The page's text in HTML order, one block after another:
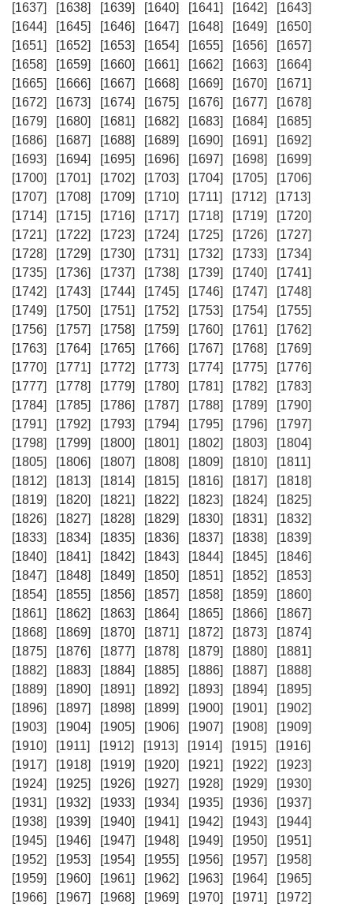
[1637]
[1638] [1639] [1640] [1641] [1642]
[1643]
[1644]
[1645] [1646] [1647] [1648] [1649]
[1650]
[1651]
[1652] [1653] [1654] [1655] [1656]
[1657]
[1658]
[1659] [1660] [1661] [1662] [1663]
[1664]
[1665]
[1666] [1667] [1668] [1669] [1670]
[1671]
[1672]
[1673] [1674] [1675] [1676] [1677]
[1678]
[1679]
[1680] [1681] [1682] [1683] [1684]
[1685]
[1686]
[1687] [1688] [1689] [1690] [1691]
[1692]
[1693]
[1694] [1695] [1696] [1697] [1698]
[1699]
[1700]
[1701] [1702] [1703] [1704] [1705]
[1706]
[1707]
[1708] [1709] [1710] [1711] [1712]
[1713]
[1714]
[1715] [1716] [1717] [1718] [1719]
[1720]
[1721]
[1722] [1723] [1724] [1725] [1726]
[1727]
[1728]
[1729] [1730] [1731] [1732] [1733]
[1734]
[1735]
[1736] [1737] [1738] [1739] [1740]
[1741]
[1742]
[1743] [1744] [1745] [1746] [1747]
[1748]
[1749]
[1750] [1751] [1752] [1753] [1754]
[1755]
[1756]
[1757] [1758] [1759] [1760] [1761]
[1762]
[1763]
[1764] [1765] [1766] [1767] [1768]
[1769]
[1770]
[1771] [1772] [1773] [1774] [1775]
[1776]
[1777]
[1778] [1779] [1780] [1781] [1782]
[1783]
[1784]
[1785] [1786] [1787] [1788] [1789]
[1790]
[1791]
[1792] [1793] [1794] [1795] [1796]
[1797]
[1798]
[1799] [1800] [1801] [1802] [1803]
[1804]
[1805]
[1806] [1807] [1808] [1809] [1810]
[1811]
[1812]
[1813] [1814] [1815] [1816] [1817]
[1818]
[1819]
[1820] [1821] [1822] [1823] [1824]
[1825]
[1826]
[1827] [1828] [1829] [1830] [1831]
[1832]
[1833]
[1834] [1835] [1836] [1837] [1838]
[1839]
[1840]
[1841] [1842] [1843] [1844] [1845]
[1846]
[1847]
[1848] [1849] [1850] [1851] [1852]
[1853]
[1854]
[1855] [1856] [1857] [1858] [1859]
[1860]
[1861]
[1862] [1863] [1864] [1865] [1866]
[1867]
[1868]
[1869] [1870] [1871] [1872] [1873]
[1874]
[1875]
[1876] [1877] [1878] [1879] [1880]
[1881]
[1882]
[1883] [1884] [1885] [1886] [1887]
[1888]
[1889]
[1890] [1891] [1892] [1893] [1894]
[1895]
[1896]
[1897] [1898] [1899] [1900] [1901]
[1902]
[1903]
[1904] [1905] [1906] [1907] [1908]
[1909]
[1910]
[1911] [1912] [1913] [1914] [1915]
[1916]
[1917]
[1918] [1919] [1920] [1921] [1922]
[1923]
[1924]
[1925] [1926] [1927] [1928] [1929]
[1930]
[1931]
[1932] [1933] [1934] [1935] [1936]
[1937]
[1938]
[1939] [1940] [1941] [1942] [1943]
[1944]
[1945]
[1946] [1947] [1948] [1949] [1950]
[1951]
[1952]
[1953] [1954] [1955] [1956] [1957]
[1958]
[1959]
[1960] [1961] [1962] [1963] [1964]
[1965]
[1966]
[1967] [1968] [1969] [1970] [1971]
[1972]